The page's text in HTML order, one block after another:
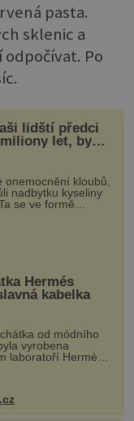
pasta.
sklenic a
Po
lidští předci
let, by
léčbou
onemocnění kloubů,
nadbytku kyseliny
se ve formě
bole...
Hermés
kabelka
od módního
vyrobena
laboratoří Hermès